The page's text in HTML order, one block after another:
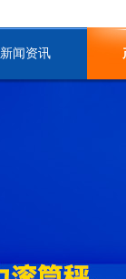
新闻资讯